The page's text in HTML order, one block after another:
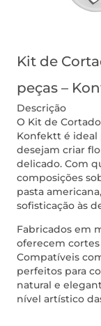
Kit de
peças –
Descrição
O Kit de
Konfektt é ideal
desejam criar
delicado. Com
composições
pasta
sofisticação às
Fabricados em
oferecem
Compatíveis
perfeitos para
natural e
nível artístico